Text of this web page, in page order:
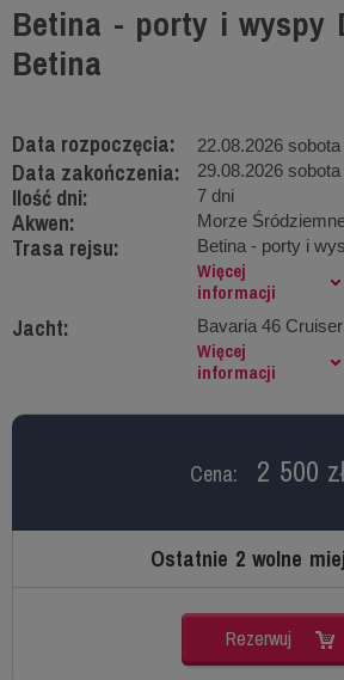
Betina - porty i wyspy
Betina
Data rozpoczęcia: 22.08.2026 sobota
Data zakończenia: 29.08.2026 sobota
Ilość dni: 7 dni
Akwen: Morze
Trasa rejsu: Betina - porty i
Więcej
informacji
Jacht: Bavaria 46 Cruiser
Więcej
informacji
Cena: 2 500 zł
Ostatnie 2 wolne
Rezerwuj